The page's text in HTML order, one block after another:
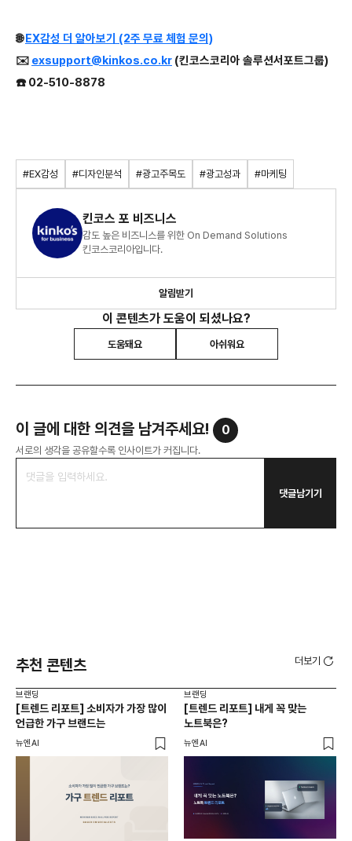
🌐 EX감성 더 알아보기 (2주 무료 체험 문의)
✉️ exsupport@kinkos.co.kr (킨코스코리아 솔루션서포트그룹)
☎️ 02-510-8878
#EX감성 #디자인분석 #광고주목도 #광고성과 #마케팅
킨코스 포 비즈니스
감도 높은 비즈니스를 위한 On Demand Solutions
킨코스코리아입니다.
알림받기
이 콘텐츠가 도움이 되셨나요?
도움돼요 아쉬워요
이 글에 대한 의견을 남겨주세요! 0
서로의 생각을 공유할수록 인사이트가 커집니다.
댓글남기기
추천 콘텐츠 더보기
브랜딩
[트렌드 리포트] 소비자가 가장 많이
언급한 가구 브랜드는
뉴엔AI
브랜딩
[트렌드 리포트] 내게 꼭 맞는
노트북은?
뉴엔AI